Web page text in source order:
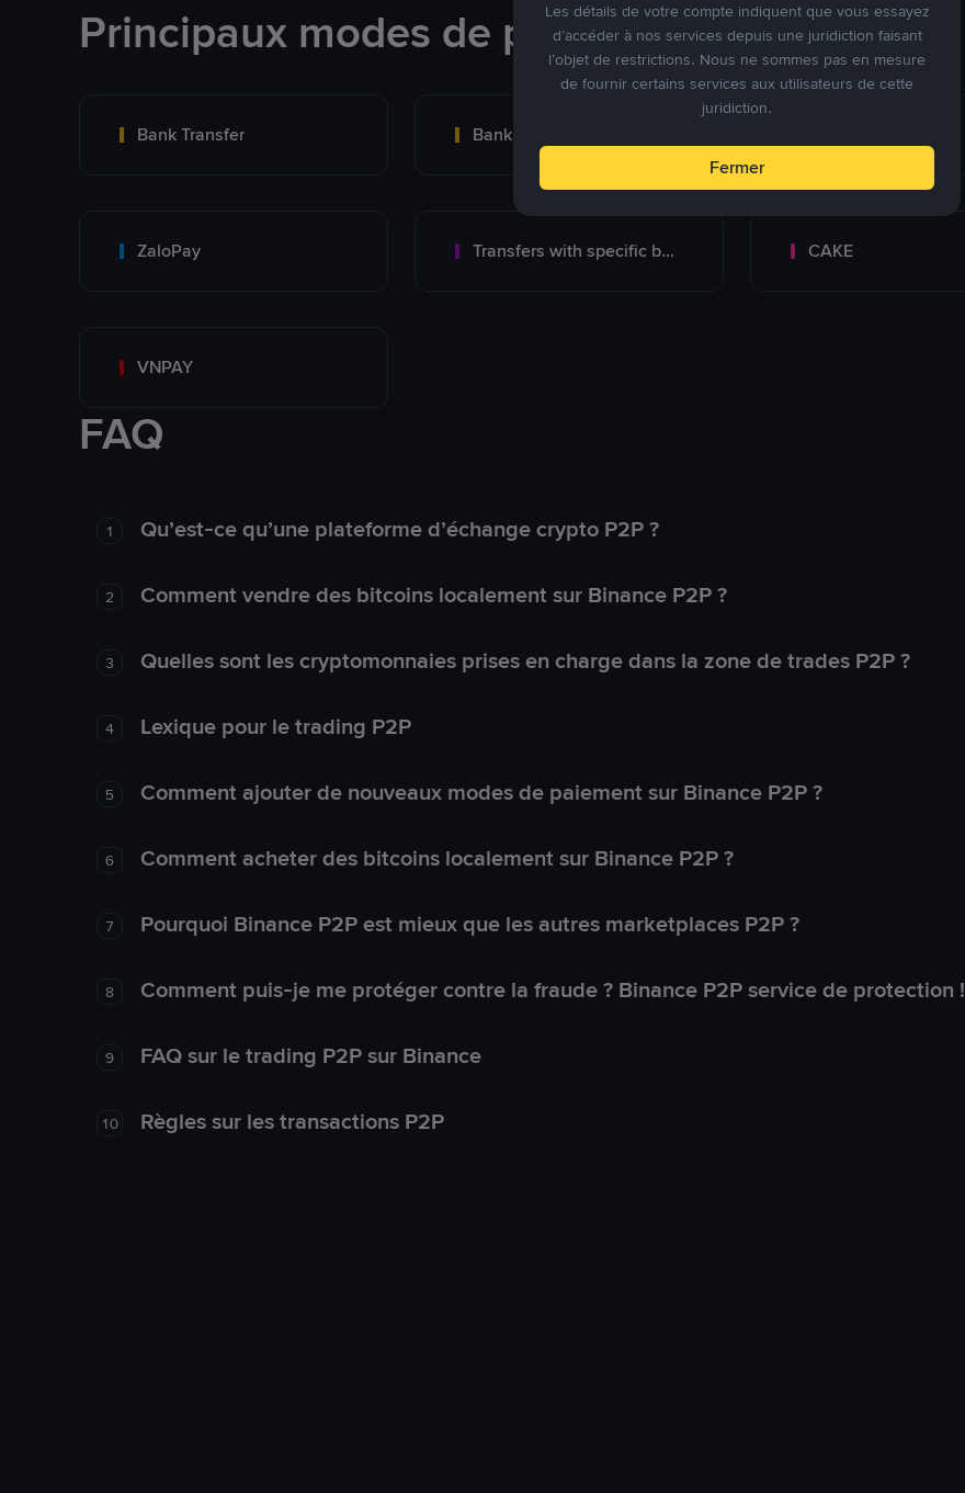
Principaux modes de paiement
Bank Transfer Bank Transfer (Vietnam)
ZaloPay Transfers with specific bank CAKE
VNPAY
FAQ
1 Qu’est-ce qu’une plateforme d’échange crypto P2P ?
2 Comment vendre des bitcoins localement sur Binance P2P ?
3 Quelles sont les cryptomonnaies prises en charge dans la zone de trades P2P ?
4 Lexique pour le trading P2P
5 Comment ajouter de nouveaux modes de paiement sur Binance P2P ?
6 Comment acheter des bitcoins localement sur Binance P2P ?
7 Pourquoi Binance P2P est mieux que les autres marketplaces P2P ?
8 Comment puis-je me protéger contre la fraude ? Binance P2P service de protection !
9 FAQ sur le trading P2P sur Binance
10 Règles sur les transactions P2P
Les détails de votre compte indiquent que vous essayez
d’accéder à nos services depuis une juridiction faisant
l’objet de restrictions. Nous ne sommes pas en mesure
de fournir certains services aux utilisateurs de cette
juridiction.
Fermer